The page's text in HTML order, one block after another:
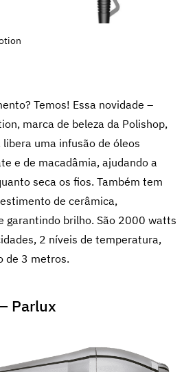
Temos! Essa novidade –
marca de beleza da Polishop,
uma infusão de óleos
e de macadâmia, ajudando a
seca os fios. Também tem
de cerâmica,
garantindo brilho. São 2000 watts
2 níveis de temperatura,
de 3 metros.
Parlux